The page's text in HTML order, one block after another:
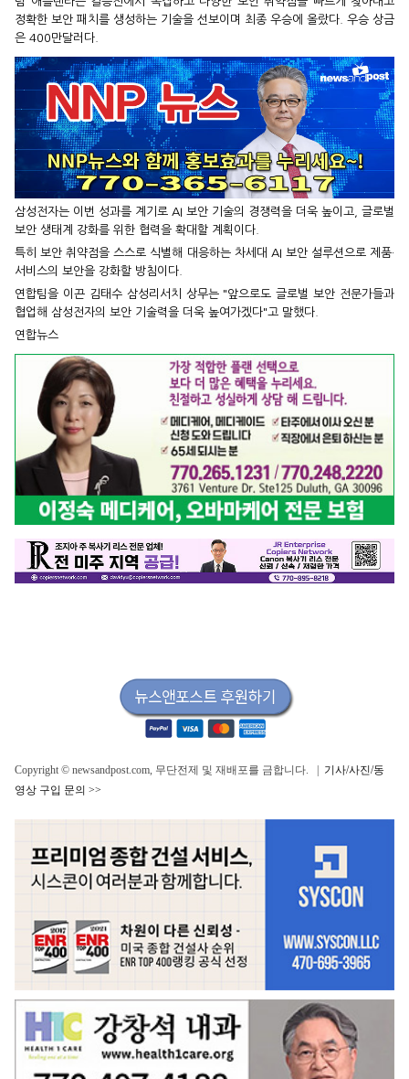
정확한 보안 패치를 생성하는 기술을 선보이며 최종 우승에 올랐다. 우승 상금
은 400만달러다.
삼성전자는 이번 성과를 계기로 AI 보안 기술의 경쟁력을 더욱 높이고, 글로벌
보안 생태계 강화를 위한 협력을 확대할 계획이다.
특히 보안 취약점을 스스로 식별해 대응하는 차세대 AI 보안 설루션으로 제품·
서비스의 보안을 강화할 방침이다.
연합팀을 이끈 김태수 삼성리서치 상무는 "앞으로도 글로벌 보안 전문가들과
협업해 삼성전자의 보안 기술력을 더욱 높여가겠다"고 말했다.
연합뉴스
Copyright © newsandpost.com, 무단전제 및 재배포를 금합니다. | 기사/사진/동
영상 구입 문의 >>